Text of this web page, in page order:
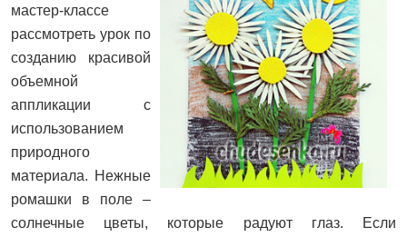
мастер-классе
рассмотреть урок по
созданию красивой
объемной
аппликации с
использованием
природного
материала. Нежные
ромашки в поле –
солнечные цветы, которые радуют глаз. Если